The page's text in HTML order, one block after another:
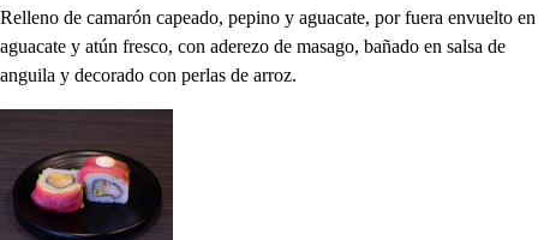
Relleno de camarón capeado, pepino y aguacate, por fuera envuelto en
aguacate y atún fresco, con aderezo de masago, bañado en salsa de
anguila y decorado con perlas de arroz.